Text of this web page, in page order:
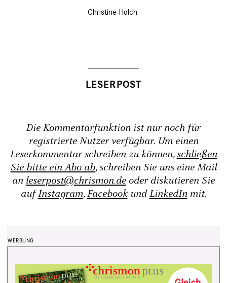
Christine Holch
Die Kommentarfunktion ist nur noch für
registrierte Nutzer verfügbar. Um einen
Leserkommentar schreiben zu können,schließen
Sie bitte ein Abo ab, schreiben Sie uns eine Mail
anleserpost@chrismon.de oder diskutieren Sie
aufInstagram,FacebookundLinkedInmit.